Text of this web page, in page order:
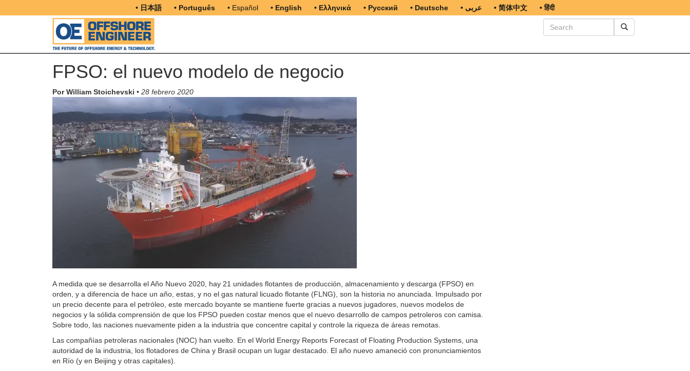
• 日本語 • Português • Español • English • Ελληνικά • Русский • Deutsche • عربى • 简体中文 • हिंदी
FPSO: el nuevo modelo de negocio
Por William Stoichevski • 28 febrero 2020
A medida que se desarrolla el Año Nuevo 2020, hay 21 unidades flotantes de producción, almacenamiento y descarga (FPSO) en
orden, y a diferencia de hace un año, estas, y no el gas natural licuado flotante (FLNG), son la historia no anunciada. Impulsado por
un precio decente para el petróleo, este mercado boyante se mantiene fuerte gracias a nuevos jugadores, nuevos modelos de
negocios y la sólida comprensión de que los FPSO pueden costar menos que el nuevo desarrollo de campos petroleros con camisa.
Sobre todo, las naciones nuevamente piden a la industria que concentre capital y controle la riqueza de áreas remotas.
Las compañías petroleras nacionales (NOC) han vuelto. En el World Energy Reports Forecast of Floating Production Systems, una
autoridad de la industria, los flotadores de China y Brasil ocupan un lugar destacado. El año nuevo amaneció con pronunciamientos
en Río (y en Beijing y otras capitales).